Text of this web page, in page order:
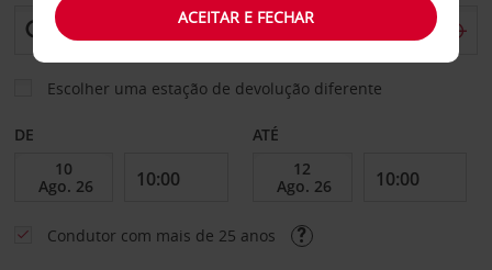
Escolher uma estação de devolução diferente
DE ATÉ
Condutor com mais de 25 anos
ACEITAR E FECHAR